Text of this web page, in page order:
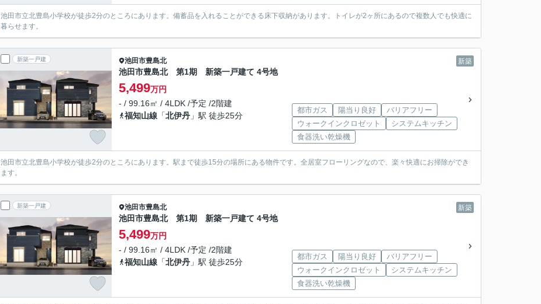
池田市立北豊島小学校が徒歩2分のところにあります。備蓄品を入れることができる床下収納があります。トイレが2ヶ所にあるので複数人でも快適に
暮らせます。
新築一戸建 新築
池田市豊島北
池田市豊島北 第1期 新築一戸建て 4号地
5,499万円
- / 99.16㎡ / 4LDK /予定 /2階建
福知山線 「北伊丹 」駅 徒歩25分
都市ガス 陽当り良好
バリアフリー
ウォークインクロゼット
システムキッチン
食器洗い乾燥機
池田市立北豊島小学校が徒歩2分のところにあります。駅まで徒歩15分の場所にある物件です。全居室フローリングなので、楽々快適にお掃除ができ
ます。
新築一戸建 新築
池田市豊島北
池田市豊島北 第1期 新築一戸建て 4号地
5,499万円
- / 99.16㎡ / 4LDK /予定 /2階建
福知山線 「北伊丹 」駅 徒歩25分
都市ガス 陽当り良好
バリアフリー
ウォークインクロゼット
システムキッチン
食器洗い乾燥機